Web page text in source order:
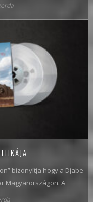
bizonyítja hogy a Djabe
Magyarországon. A